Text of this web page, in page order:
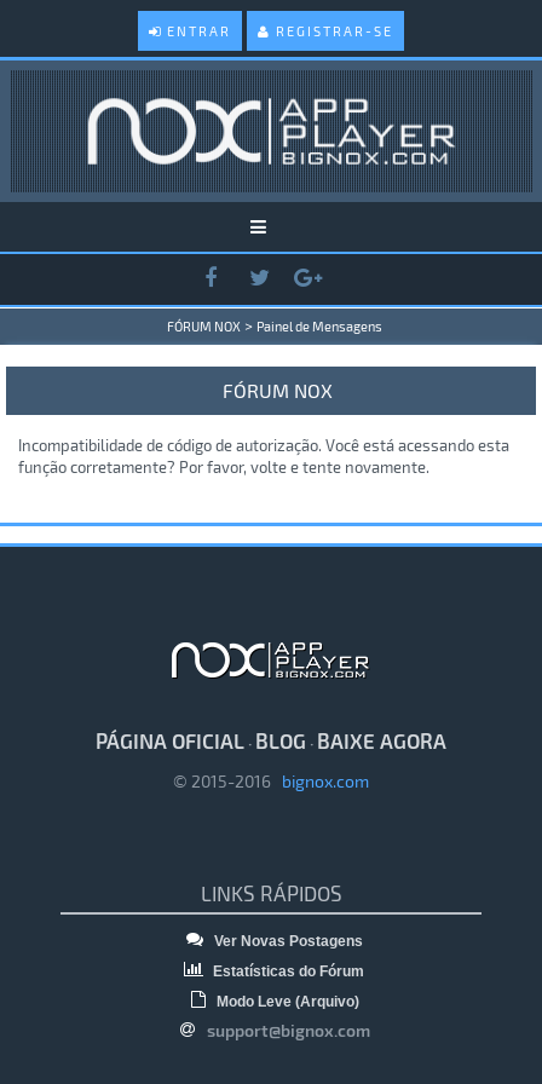
ENTRAR REGISTRAR-SE
FÓRUM NOX > Painel de Mensagens
FÓRUM NOX
Incompatibilidade de código de autorização. Você está acessando esta
função corretamente? Por favor, volte e tente novamente.
PÁGINA OFICIAL · BLOG · BAIXE AGORA
© 2015-2016 bignox.com
LINKS RÁPIDOS
Ver Novas Postagens
Estatísticas do Fórum
Modo Leve (Arquivo)
support@bignox.com